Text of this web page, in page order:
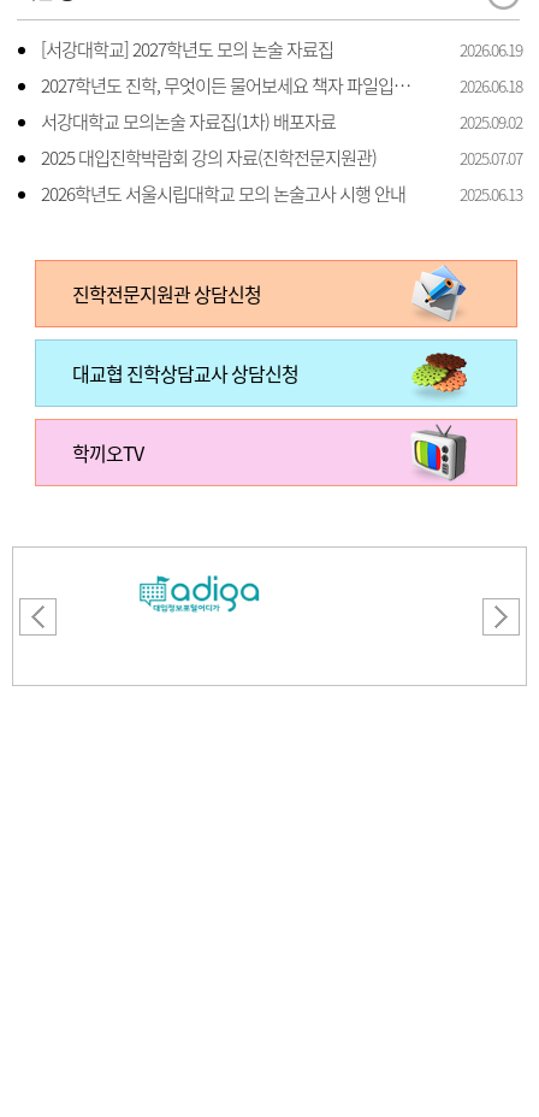
[서강대학교] 2027학년도 모의 논술 자료집 2026.06.19
2027학년도 진학, 무엇이든 물어보세요 책자 파일입니다. 2026.06.18
서강대학교 모의논술 자료집(1차) 배포자료 2025.09.02
2025 대입진학박람회 강의 자료(진학전문지원관) 2025.07.07
2026학년도 서울시립대학교 모의 논술고사 시행 안내 2025.06.13
진학전문지원관 상담신청
대교협 진학상담교사 상담신청
학끼오TV